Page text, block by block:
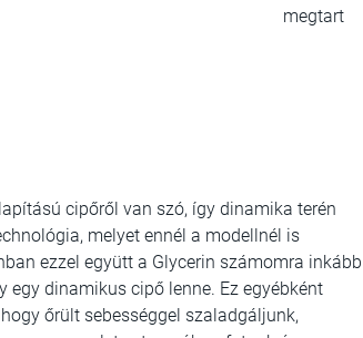
megtart
cipőről van szó, így dinamika terén
melyet ennél a modellnél is
ezzel együtt a Glycerin számomra inkább
egy dinamikus cipő lenne. Ez egyébként
őrült sebességgel szaladgáljunk,